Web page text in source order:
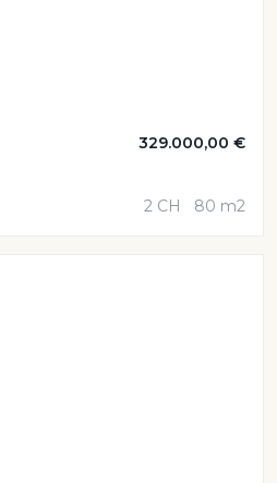
329.000,00 €
2 CH 80 m2